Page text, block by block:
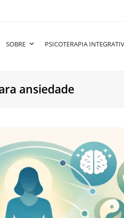
SOBRE PSICOTERAPIA
ansiedade